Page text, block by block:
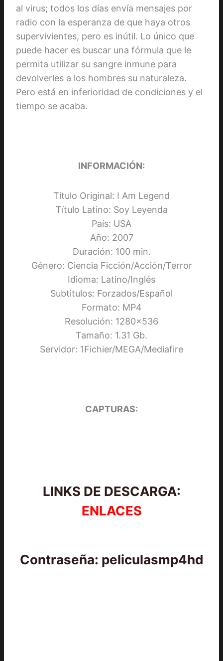
al virus; todos los días envía mensajes por
radio con la esperanza de que haya otros
supervivientes, pero es inútil. Lo único que
puede hacer es buscar una fórmula que le
permita utilizar su sangre inmune para
devolverles a los hombres su naturaleza.
Pero está en inferioridad de condiciones y el
tiempo se acaba.
INFORMACIÓN:
Título Original: I Am Legend
Título Latino: Soy Leyenda
País: USA
Año: 2007
Duración: 100 min.
Género: Ciencia Ficción/Acción/Terror
Idioma: Latino/Inglés
Subtitulos: Forzados/Español
Formato: MP4
Resolución: 1280×536
Tamaño: 1.31 Gb.
Servidor: 1Fichier/MEGA/Mediafire
CAPTURAS:
LINKS DE DESCARGA:
ENLACES
Contraseña: peliculasmp4hd